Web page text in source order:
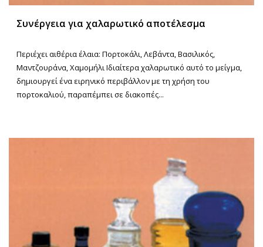
Συνέργεια για χαλαρωτικό αποτέλεσμα
Περιέχει αιθέρια έλαια: Πορτοκάλι, Λεβάντα, Βασιλικός,
Μαντζουράνα, Χαμομήλι Ιδιαίτερα χαλαρωτικό αυτό το μείγμα,
δημιουργεί ένα ειρηνικό περιβάλλον με τη χρήση του
πορτοκαλιού, παραπέμπει σε διακοπές...